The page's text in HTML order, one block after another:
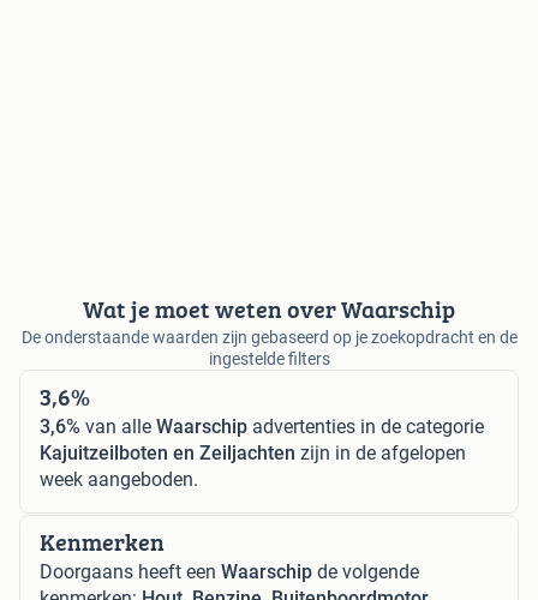
Wat je moet weten over Waarschip
De onderstaande waarden zijn gebaseerd op je zoekopdracht en de
ingestelde filters
3,6%
3,6% van alle Waarschip advertenties in de categorie
Kajuitzeilboten en Zeiljachten zijn in de afgelopen
week aangeboden.
Kenmerken
Doorgaans heeft een Waarschip de volgende